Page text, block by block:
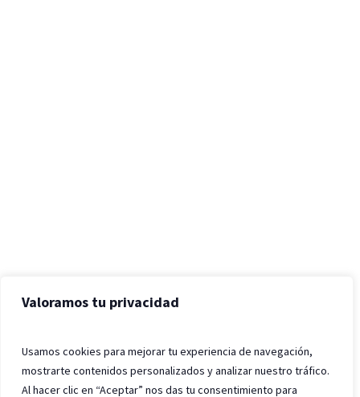
Valoramos tu privacidad
Usamos cookies para mejorar tu experiencia de navegación,
mostrarte contenidos personalizados y analizar nuestro tráfico.
Al hacer clic en “Aceptar” nos das tu consentimiento para